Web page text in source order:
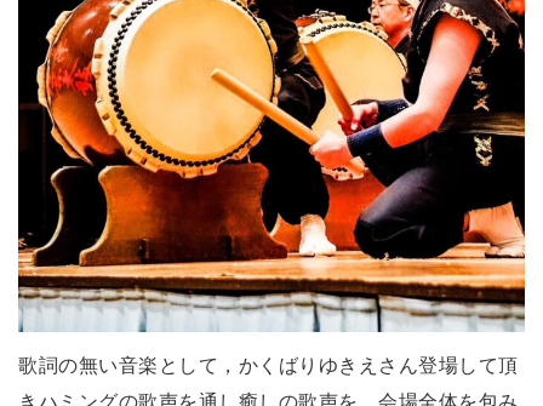
歌詞の無い音楽として，かくばりゆきえさん登場して頂
きハミングの歌声を通し癒しの歌声を，会場全体を包み